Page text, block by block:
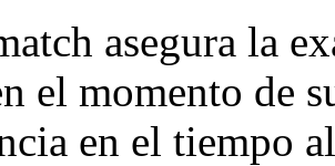
asegura la
el momento de
en el tiempo